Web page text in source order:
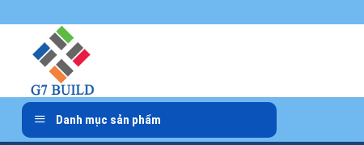
qua
Danh mục sản phẩm